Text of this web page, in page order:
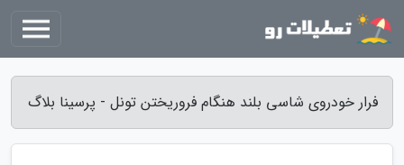
فرار خودروی شاسی بلند هنگام فروریختن تونل - پرسینا بلاگ